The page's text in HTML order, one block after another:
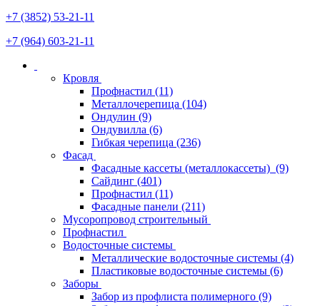
+7 (3852) 53-21-11
+7 (964) 603-21-11
Кровля
Профнастил (11)
Металлочерепица (104)
Ондулин (9)
Ондувилла (6)
Гибкая черепица (236)
Фасад
Фасадные кассеты (металлокассеты) (9)
Сайдинг (401)
Профнастил (11)
Фасадные панели (211)
Мусоропровод строительный
Профнастил
Водосточные системы
Металлические водосточные системы (4)
Пластиковые водосточные системы (6)
Заборы
Забор из профлиста полимерного (9)